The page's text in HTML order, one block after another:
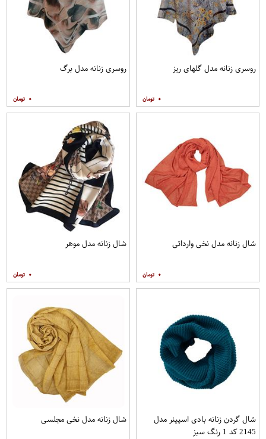
روسری زنانه مدل گلهای ریز
۰
روسری زنانه مدل برگ
۰
شال زنانه مدل نخی وارداتی
۰
شال زنانه مدل موهر
۰
شال گردن زنانه بادی اسپینر مدل
2145 کد 1 رنگ سبز
شال زنانه مدل نخی مجلسی